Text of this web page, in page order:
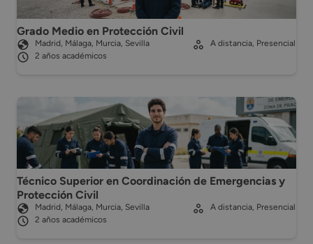
Grado Medio en Protección Civil
Madrid, Málaga, Murcia, Sevilla
2 años académicos
A distancia, Presencial
Técnico Superior en Coordinación de Emergencias y
Protección Civil
Madrid, Málaga, Murcia, Sevilla
2 años académicos
A distancia, Presencial